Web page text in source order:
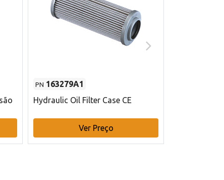
PN 163279A1
Hydraulic Oil Filter Case CE
Ver Preço